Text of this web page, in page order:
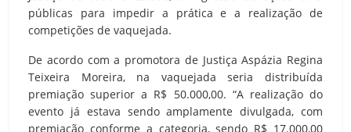
públicas para impedir a prática e a realização de
competições de vaquejada.
De acordo com a promotora de Justiça Aspázia Regina
Teixeira Moreira, na vaquejada seria distribuída
premiação superior a R$ 50.000,00. “A realização do
evento já estava sendo amplamente divulgada, com
premiação conforme a categoria, sendo R$ 17.000,00